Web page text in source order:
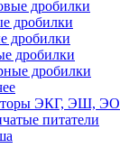
дробилки
дробилки
дробилки
дробилки
дробилки
ЭКГ, ЭШ, ЭО
питатели